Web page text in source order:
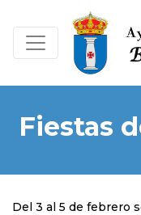
Fiestas
Del 3 al 5 de febrero